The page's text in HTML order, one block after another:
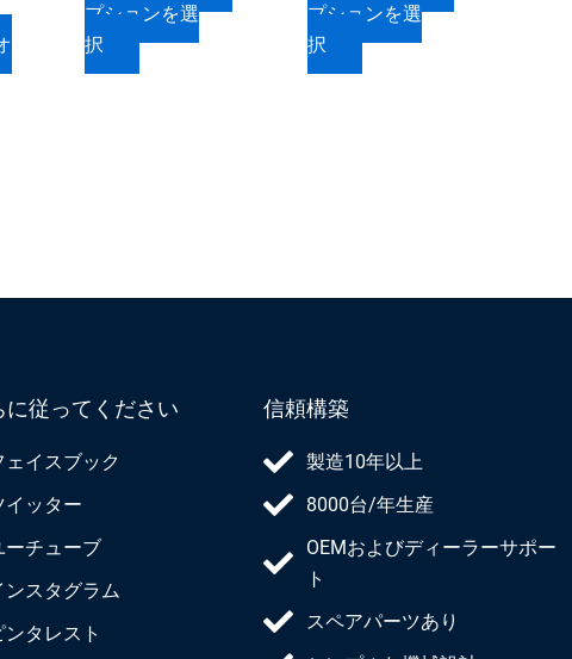
プションを選
択
ョ
ン
が
シ
商
プションを選
択
ョ
ン
が
シ
品
ー
ジ
に従ってください
ェイスブック
イッター
ーチューブ
ンスタグラム
ンタレスト
信頼構築
製造10年以上
8000台/年生産
OEMおよびディーラーサポー
ト
スペアパーツあり